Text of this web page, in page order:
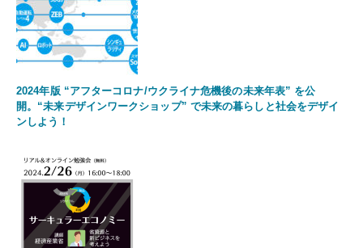
2024年版 “アフターコロナ/ウクライナ危機後の未来年表” を公
開。“未来デザインワークショップ” で未来の暮らしと社会をデザイ
ンしよう！